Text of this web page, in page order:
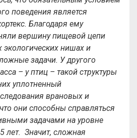
поведения является
Благодаря ему
вершину пищевой цепи
экологических нишах и
задачи. У другого
– у птиц – такой структуры
уплотненный
врановых и
они способны справляться
задачами на уровне
лет. Значит, сложная